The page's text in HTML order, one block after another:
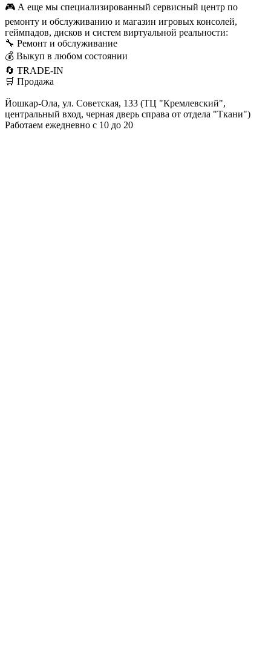
🎮 А еще мы специализированный сервисный центр по
ремонту и обслуживанию и магазин игровых консолей,
геймпадов, дисков и систем виртуальной реальности:
🔧 Ремонт и обслуживание
💰 Выкуп в любом состоянии
🔄 TRADE-IN
🛒 Продажа
Йошкар-Ола, ул. Советская, 133 (ТЦ "Кремлевский",
центральный вход, черная дверь справа от отдела "Ткани")
Работаем ежедневно с 10 до 20